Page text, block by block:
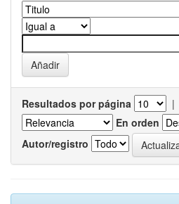
Resultados por página |
En orden
Autor/registro